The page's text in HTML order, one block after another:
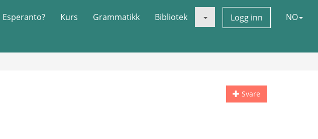
Esperanto? Kurs Grammatikk Bibliotek Logg inn NO
Svare